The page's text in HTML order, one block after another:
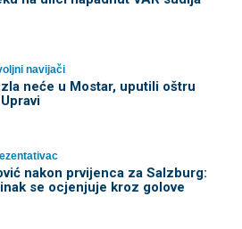
navijači
neće u Mostar, uputili oštru
nakon prvijenca za Salzburg:
se ocjenjuje kroz golove